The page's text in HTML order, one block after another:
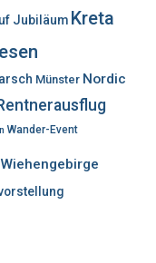
Jubiläum Kreta
Münster Nordic
Wander-Event
Wiehengebirge